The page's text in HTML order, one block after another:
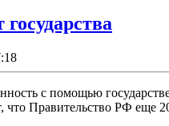
счет
Правительство РФ еще